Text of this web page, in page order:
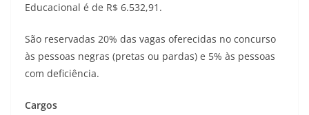
Educacional é de R$ 6.532,91.
São reservadas 20% das vagas oferecidas no concurso
às pessoas negras (pretas ou pardas) e 5% às pessoas
com deficiência.
Cargos